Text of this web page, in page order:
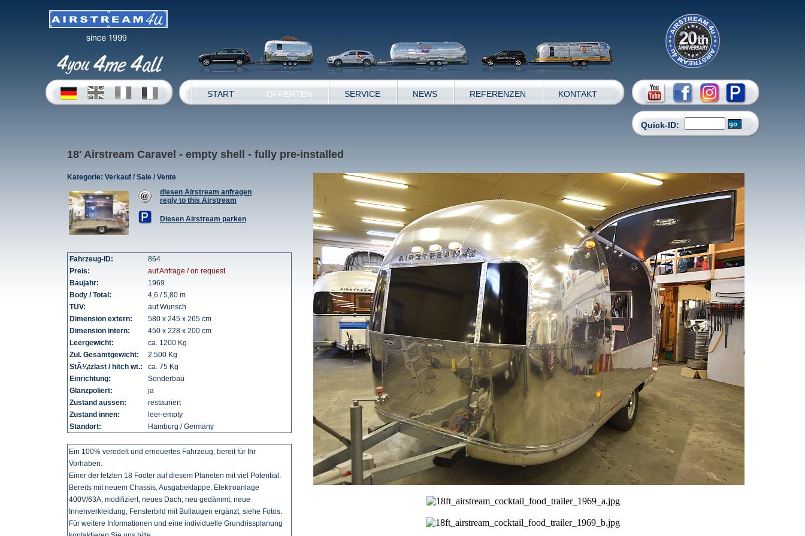
START OFFERTEN SERVICE NEWS REFERENZEN KONTAKT
Quick-ID:
18′ Airstream Caravel - empty shell - fully pre-installed
Kategorie: Verkauf / Sale / Vente
diesen Airstream anfragen
reply to this Airstream
Diesen Airstream parken
Fahrzeug-ID:
864
Preis:
auf Anfrage / on request
Baujahr:
1969
Body / Total:
4,6 / 5,80 m
TÜV:
auf Wunsch
Dimension extern:
580 x 245 x 265 cm
Dimension intern:
450 x 228 x 200 cm
Leergewicht:
ca. 1200 Kg
Zul. Gesamtgewicht:
2.500 Kg
StÃ¼tzlast / hitch wt.:
ca. 75 Kg
Einrichtung:
Sonderbau
Glanzpoliert:
ja
Zustand aussen:
restauriert
Zustand innen:
leer-empty
Standort:
Hamburg / Germany
Ein 100% veredelt und erneuertes Fahrzeug, bereit für Ihr
Vorhaben.
Einer der letzten 18 Footer auf diesem Planeten mit viel Potential.
Bereits mit neuem Chassis, Ausgabeklappe, Elektroanlage
400V/63A, modifiziert, neues Dach, neu gedämmt, neue
Innenverkleidung, Fensterbild mit Bullaugen ergänzt, siehe Fotos.
Für weitere Informationen und eine individuelle Grundrissplanung